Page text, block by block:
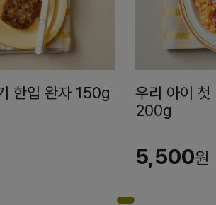
한입 완자 150g
우리 아이 첫
200g
5,500원